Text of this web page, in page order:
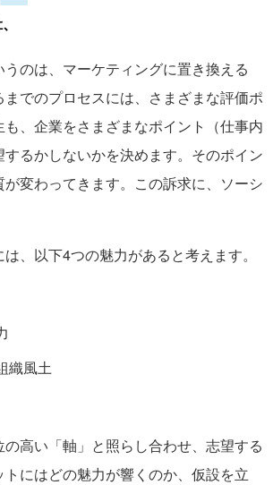
のは、マーケティングに置き換える
でのプロセスには、さまざまな評価ポ
、企業をさまざまなポイント（仕事内
るかしないかを決めます。そのポイン
変わってきます。この訴求に、ソーシ
、以下4つの魅力があると考えます。
織風土
高い「軸」と照らし合わせ、志望する
にはどの魅力が響くのか、仮設を立